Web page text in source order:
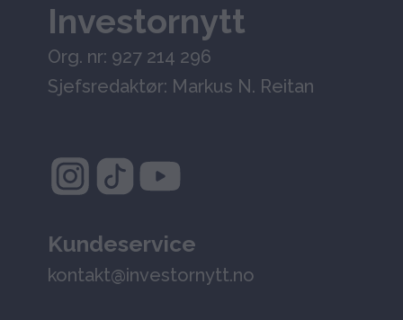
Investornytt
Org. nr: 927 214 296
Sjefsredaktør: Markus N. Reitan
Kundeservice
kontakt@investornytt.no